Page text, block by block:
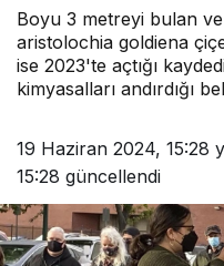
Boyu 3 metreyi bulan
aristolochia goldiena
ise 2023'te açtığı
kimyasalları andırdığı
19 Haziran 2024, 15:28
15:28 güncellendi